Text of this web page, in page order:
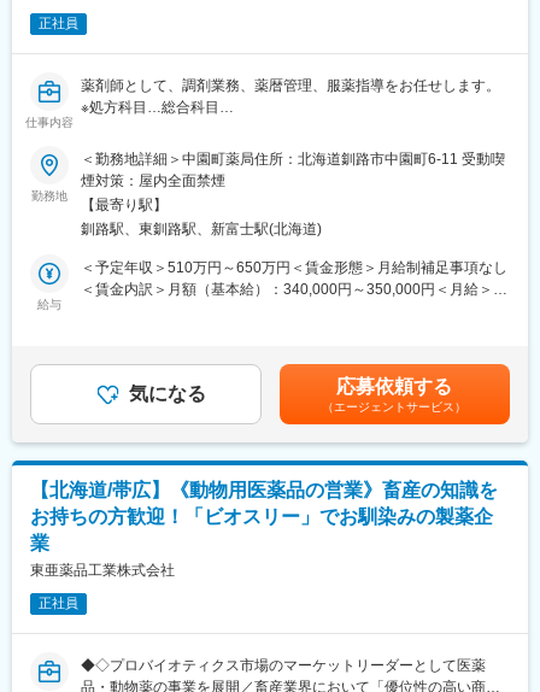
す
●帰社後／伝票整理、資料作成、商品勉強会出席など
●退社（残業は申請・承認制で通常は遅くとも19時には退社して
います）
■営業目標について
担当顧客の対前年の売上などを考慮し、目標を設定。売上実績ほ
級に応じた評価をしていきます。無理な目標や数字に対する過度
なプレッシャーはありません。お客様との関係性構築が出来、信
頼関係を築くことが出来ればおのずと実績もついてくる環境で
す。
■研修について
メーカー勉強会等で商品知識を習得していただきます。また、薬
グループ全体で生産性向上、残業時間の抑制の取り組みを実施し
ており、残業は20時間程度、19:00には退社できるように各支店
で取り組んでいます。
■キャリアパス
メンバー→リーダー→支店長→部長とキャリアアップをしていき
ます。当社の中核を担っていただくことを期待しています。
変更の範囲：会社の定める業務
正社員
仕事内容
薬剤師として、調剤業務、薬暦管理、服薬指導をお任せします。
※処方科目…総合科目
■職務詳細：
・1人当たりの処方箋枚数は1日15～20枚程度
・平均残業5時間／月 程度
・社内には女性の管理職も多く、家族のライフイベントに応じて
お休みは取りやすい環境です。産休・育休も取得実績があり、時
短勤務の方もおります。
■当社の特徴：
1996年の創業から地域の皆様へ健康に関するサービスを提供する
「クリオネ薬局」を道内に展開してまいりました。調剤業務で
局は地域包括ケアシステムのもと、在宅医療の推進やセルフメデ
ィケーション・疾病予防の担い手として、多岐に渡る地域貢献が
求められています。クリオネ薬局は健康をサポートする薬局を目
■当社理念：
勤務地
＜勤務地詳細＞中園町薬局住所：北海道釧路市中園町6-11 受動喫
煙対策：屋内全面禁煙
【最寄り駅】
釧路駅、東釧路駅、新富士駅(北海道)
給与
＜予定年収＞510万円～650万円＜賃金形態＞月給制補足事項なし
＜賃金内訳＞月額（基本給）：340,000円～350,000円＜月給＞
月）■賞与：年2回（7月、12月）※過去実績3ヶ月分■年収例：550
万円（30歳）、650万円（40歳）賃金はあくまでも目安の金額で
あり、選考を通じて上下する可能性があります。月給(月額)は固定
手当を含めた表記です。
気になる 応募依頼する
（エージェントサービス）
【北海道/帯広】《動物用医薬品の営業》畜産の知識を
お持ちの方歓迎！「ビオスリー」でお馴染みの製薬企
業
東亜薬品工業株式会社
正社員
◆◇プロバイオティクス市場のマーケットリーダーとして医薬
品・動物薬の事業を展開／畜産業界において「優位性の高い商